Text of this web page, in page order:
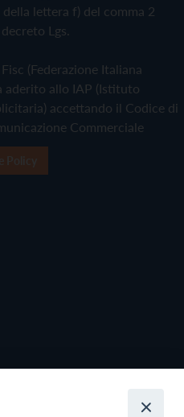
della lettera f) del comma 2
Lgs.
(Federazione Italiana
aderito allo IAP (Istituto
accettando il Codice di
Commerciale